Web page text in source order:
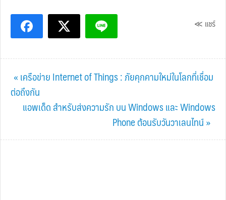
≪ แชร์
Previous
Post:
« เครือข่าย Internet of Things : ภัยคุกคามใหม่ในโลกที่เชื่อม
ต่อถึงกัน
Next
แอพเด็ด สำหรับส่งความรัก บน Windows และ Windows
Phone ต้อนรับวันวาเลนไทน์ »